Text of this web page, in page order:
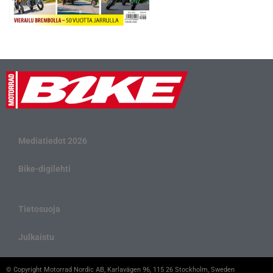
Mediatiedot 2026
Bike-digilehti
Tietosuoja
Julkaistu
© Copyright Motorrad Nordic AB, Karlavägen 96, 115 26 Stockholm, Sweden